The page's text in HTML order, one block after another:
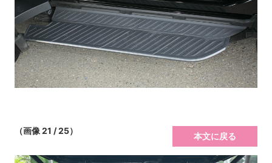
（画像 21 / 25）
本文に戻る